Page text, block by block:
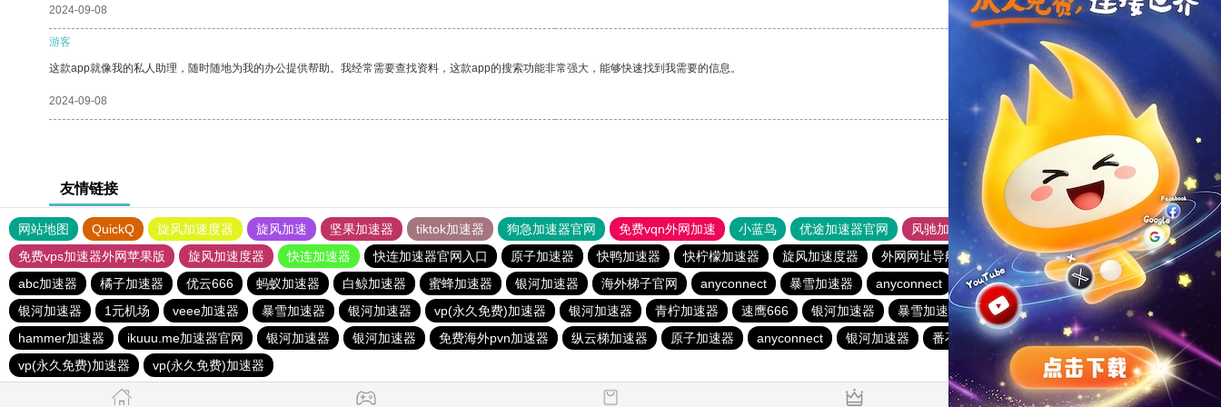
2024-09-08 支持[0] 反对[0]
游客
这款app就像我的私人助理，随时随地为我的办公提供帮助。我经常需要查找资料，这款app的搜索功能非常强大，能够快速找到我需要的信息。
2024-09-08 支持[0] 反对[0]
友情链接
网站地图 QuickQ 旋风加速度器 旋风加速 坚果加速器 tiktok加速器 狗急加速器官网 免费vqn外网加速 小蓝鸟 优途加速器官网 风驰加速器
旋风加速器
免费vps加速器外网苹果版
旋风加速度器 快连加速器 快连加速器官网入口 原子加速器 快鸭加速器 快柠檬加速器 旋风加速度器 外网网址导航 软件中心
海鸥加速器
abc加速器
橘子加速器 优云666 蚂蚁加速器 白鲸加速器 蜜蜂加速器 银河加速器 海外梯子官网 anyconnect 暴雪加速器 anyconnect 银河加速器
暴雪加速器
银河加速器
1元机场 veee加速器 暴雪加速器 银河加速器 vp(永久免费)加速器 银河加速器 青柠加速器 速鹰666 银河加速器 暴雪加速器 哇哇加速器
荔枝加速器
hammer加速器
ikuuu.me加速器官网 银河加速器 银河加速器 免费海外pvn加速器 纵云梯加速器 原子加速器 anyconnect 银河加速器 番石榴加速器 anyconnect
银河加速器
vp(永久免费)加速器
vp(永久免费)加速器